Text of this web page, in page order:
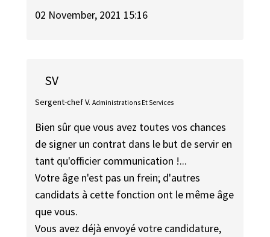
02 November, 2021 15:16
SV
Sergent-chef V. Administrations Et Services
Bien sûr que vous avez toutes vos chances
de signer un contrat dans le but de servir en
tant qu'officier communication !...
Votre âge n'est pas un frein; d'autres
candidats à cette fonction ont le même âge
que vous.
Vous avez déjà envoyé votre candidature,